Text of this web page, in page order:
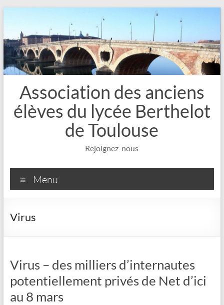
contenu
Association des anciens
élèves du lycée Berthelot
de Toulouse
Rejoignez-nous
Menu
Virus
Virus – des milliers d’internautes
potentiellement privés de Net d’ici
au 8 mars